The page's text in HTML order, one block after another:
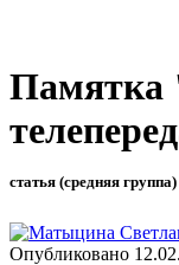
Памятка
статья (средняя
Опубликовано